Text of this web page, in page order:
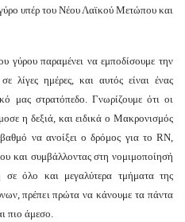
υπέρ του Νέου Λαϊκού Μετώπου και
γύρου παραμένει να εμποδίσουμε την
λίγες ημέρες, και αυτός είναι ένας
μας στρατόπεδο. Γνωρίζουμε ότι οι
η δεξιά, και ειδικά ο Μακρονισμός
να ανοίξει ο δρόμος για το RN,
και συμβάλλοντας στη νομιμοποίησή
σε όλο και μεγαλύτερα τμήματα της
πρέπει πρώτα να κάνουμε τα πάντα
πιο άμεσο.